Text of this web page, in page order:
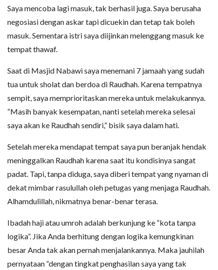
Saya mencoba lagi masuk, tak berhasil juga. Saya berusaha
negosiasi dengan askar tapi dicuekin dan tetap tak boleh
masuk. Sementara istri saya diijinkan melenggang masuk ke
tempat thawaf.
Saat di Masjid Nabawi saya menemani 7 jamaah yang sudah
tua untuk sholat dan berdoa di Raudhah. Karena tempatnya
sempit, saya memprioritaskan mereka untuk melakukannya.
“Masih banyak kesempatan, nanti setelah mereka selesai
saya akan ke Raudhah sendiri,” bisik saya dalam hati.
Setelah mereka mendapat tempat saya pun beranjak hendak
meninggalkan Raudhah karena saat itu kondisinya sangat
padat. Tapi, tanpa diduga, saya diberi tempat yang nyaman di
dekat mimbar rasulullah oleh petugas yang menjaga Raudhah.
Alhamdulillah, nikmatnya benar-benar terasa.
Ibadah haji atau umroh adalah berkunjung ke “kota tanpa
logika”. Jika Anda berhitung dengan logika kemungkinan
besar Anda tak akan pernah menjalankannya. Maka jauhilah
pernyataan “dengan tingkat penghasilan saya yang tak